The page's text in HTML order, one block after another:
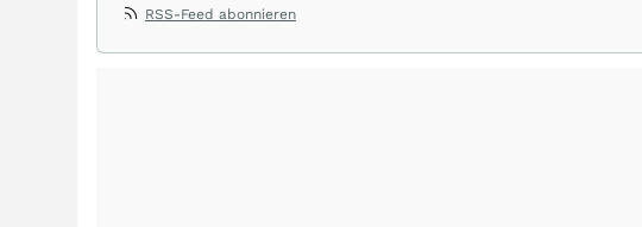
RSS-Feed abonnieren